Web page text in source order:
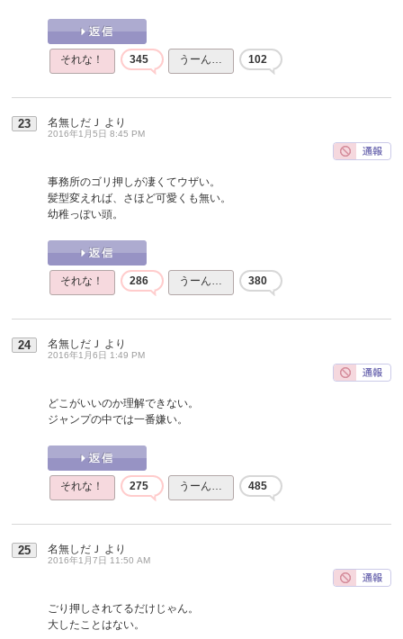
それな！ 345 うーん… 102
23 名無しだＪ より
2016年1月5日 8:45 PM
事務所のゴリ押しが凄くてウザい。
髪型変えれば、さほど可愛くも無い。
幼稚っぽい頭。
それな！ 286 うーん… 380
24 名無しだＪ より
2016年1月6日 1:49 PM
どこがいいのか理解できない。
ジャンプの中では一番嫌い。
それな！ 275 うーん… 485
25 名無しだＪ より
2016年1月7日 11:50 AM
ごり押しされてるだけじゃん。
大したことはない。